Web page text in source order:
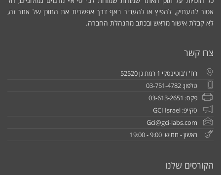
אסור להעתיק, להפיץ או להעביר באף דרך אפשרית את התוכן של אתר זה,
לא קבלת אישור מראש ובכתב מהנהלת החברה.
צרו קשר
רח' ז'בוטינסקי 1 רמת גן 52520
טלפון: 03-751-4782
פקס: 03-613-2651
סקייפ: GCI Israel
Gci@gci-labs.com
ראשון - חמישי 9:00 - 19:00
הקורסים שלנו